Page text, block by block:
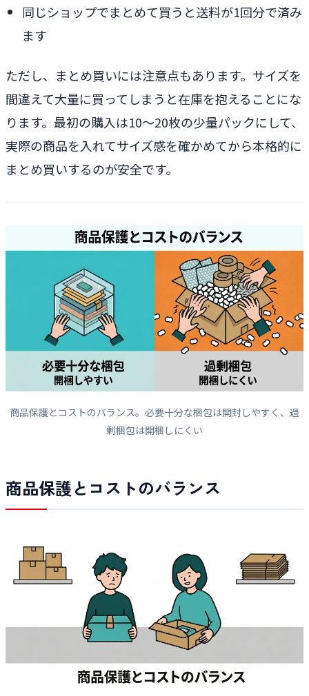
同じショップでまとめて買うと送料が1回分で済み
ます
ただし、まとめ買いには注意点もあります。サイズを
間違えて大量に買ってしまうと在庫を抱えることにな
ります。最初の購入は10〜20枚の少量パックにして、
実際の商品を入れてサイズ感を確かめてから本格的に
まとめ買いするのが安全です。
商品保護とコストのバランス。必要十分な梱包は開封しやすく、過
剰梱包は開梱しにくい
商品保護とコストのバランス